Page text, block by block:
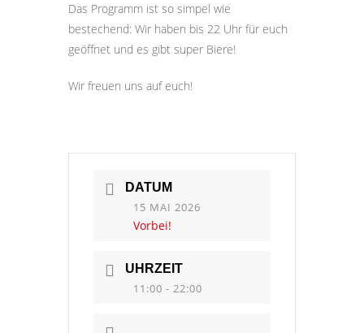
Das Programm ist so simpel wie
bestechend: Wir haben bis 22 Uhr für euch
geöffnet und es gibt super Biere!
Wir freuen uns auf euch!
DATUM
15 MAI 2026
Vorbei!
UHRZEIT
11:00 - 22:00